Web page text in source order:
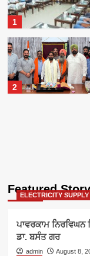
1
2
Featured Story
ELECTRICITY SUPPLY
ਪਾਵਰਕਾਮ
ਡਾ. ਬਸੰਤ ਗਰ
admin
August 8,